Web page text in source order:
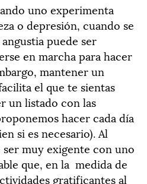
uno experimenta
o depresión, cuando se
puede ser
en marcha para hacer
mantener un
el que te sientas
un listado con las
hacer cada día
si es necesario). Al
muy exigente con uno
que, en la medida de
gratificantes al